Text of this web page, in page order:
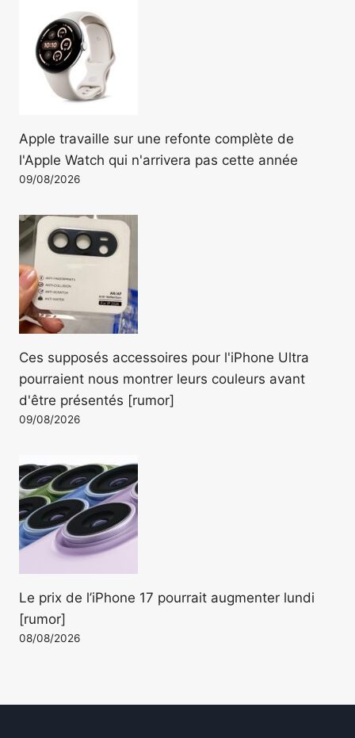
Apple travaille sur une refonte complète de
l'Apple Watch qui n'arrivera pas cette année
09/08/2026
Ces supposés accessoires pour l'iPhone Ultra
pourraient nous montrer leurs couleurs avant
d'être présentés [rumor]
09/08/2026
Le prix de l’iPhone 17 pourrait augmenter lundi
[rumor]
08/08/2026